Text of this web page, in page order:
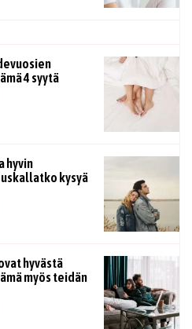
4 syytä
hyvin
kysyä
hyvästä
myös teidän